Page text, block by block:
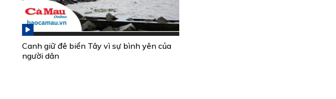
Canh giữ đê biển Tây vì sự bình yên của
người dân